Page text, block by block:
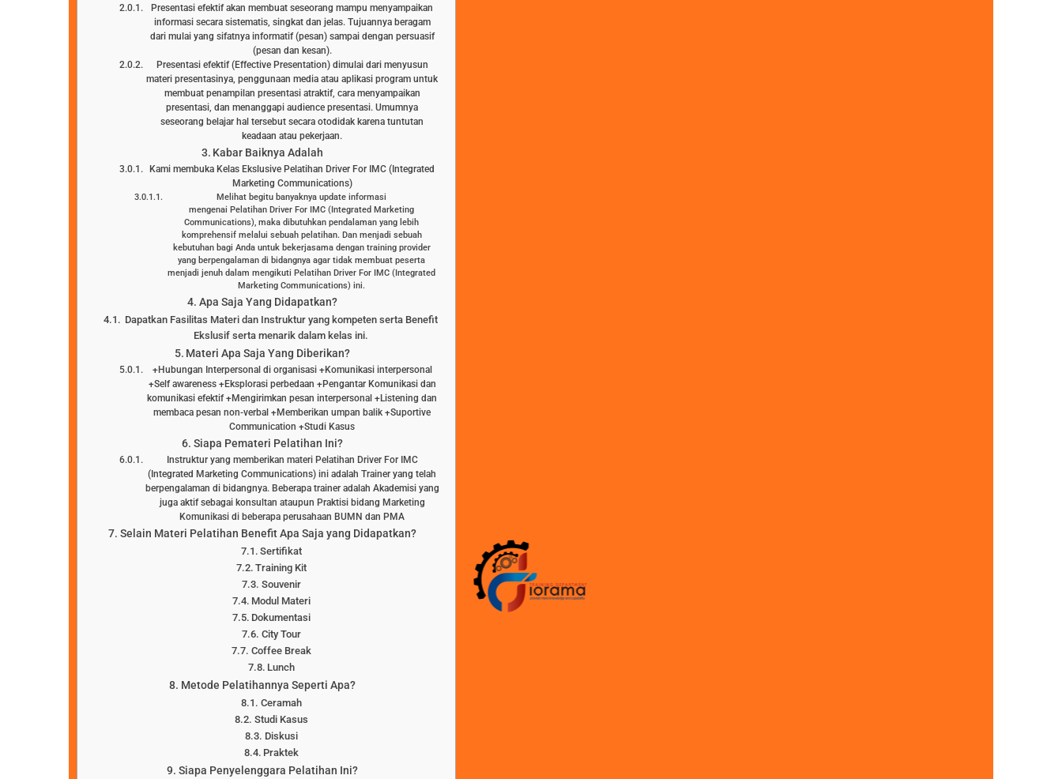
Presentasi efektif akan membuat seseorang mampu menyampaikan
informasi secara sistematis, singkat dan jelas. Tujuannya beragam
dari mulai yang sifatnya informatif (pesan) sampai dengan persuasif
(pesan dan kesan).
Presentasi efektif (Effective Presentation) dimulai dari menyusun
materi presentasinya, penggunaan media atau aplikasi program untuk
membuat penampilan presentasi atraktif, cara menyampaikan
presentasi, dan menanggapi audience presentasi. Umumnya
seseorang belajar hal tersebut secara otodidak karena tuntutan
keadaan atau pekerjaan.
Kabar Baiknya Adalah
Kami membuka Kelas Ekslusive Pelatihan Driver For IMC (Integrated
Marketing Communications)
Melihat begitu banyaknya update informasi
mengenai Pelatihan Driver For IMC (Integrated Marketing
Communications), maka dibutuhkan pendalaman yang lebih
komprehensif melalui sebuah pelatihan. Dan menjadi sebuah
kebutuhan bagi Anda untuk bekerjasama dengan training provider
yang berpengalaman di bidangnya agar tidak membuat peserta
menjadi jenuh dalam mengikuti Pelatihan Driver For IMC (Integrated
Marketing Communications) ini.
Apa Saja Yang Didapatkan?
Dapatkan Fasilitas Materi dan Instruktur yang kompeten serta Benefit
Ekslusif serta menarik dalam kelas ini.
Materi Apa Saja Yang Diberikan?
+Hubungan Interpersonal di organisasi +Komunikasi interpersonal
+Self awareness +Eksplorasi perbedaan +Pengantar Komunikasi dan
komunikasi efektif +Mengirimkan pesan interpersonal +Listening dan
membaca pesan non-verbal +Memberikan umpan balik +Suportive
Communication +Studi Kasus
Siapa Pemateri Pelatihan Ini?
Instruktur yang memberikan materi Pelatihan Driver For IMC
(Integrated Marketing Communications) ini adalah Trainer yang telah
berpengalaman di bidangnya. Beberapa trainer adalah Akademisi yang
juga aktif sebagai konsultan ataupun Praktisi bidang Marketing
Komunikasi di beberapa perusahaan BUMN dan PMA
Selain Materi Pelatihan Benefit Apa Saja yang Didapatkan?
Sertifikat
Training Kit
Souvenir
Modul Materi
Dokumentasi
City Tour
Coffee Break
Lunch
Metode Pelatihannya Seperti Apa?
Ceramah
Studi Kasus
Diskusi
Praktek
Siapa Penyelenggara Pelatihan Ini?